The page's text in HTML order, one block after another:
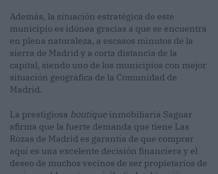
Además, la situación estratégica de este
municipio es idónea gracias a que se encuentra
en plena naturaleza, a escasos minutos de la
sierra de Madrid y a corta distancia de la
capital, siendo uno de los municipios con mejor
situación geográfica de la Comunidad de
Madrid.
La prestigiosa boutique inmobiliaria Saguar
afirma que la fuerte demanda que tiene Las
Rozas de Madrid es garantía de que comprar
aquí es una excelente decisión financiera y el
deseo de muchos vecinos de ser propietarios de